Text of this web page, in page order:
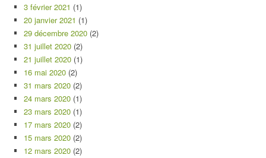
3 février 2021 (1)
20 janvier 2021 (1)
29 décembre 2020 (2)
31 juillet 2020 (2)
21 juillet 2020 (1)
16 mai 2020 (2)
31 mars 2020 (2)
24 mars 2020 (1)
23 mars 2020 (1)
17 mars 2020 (2)
15 mars 2020 (2)
12 mars 2020 (2)